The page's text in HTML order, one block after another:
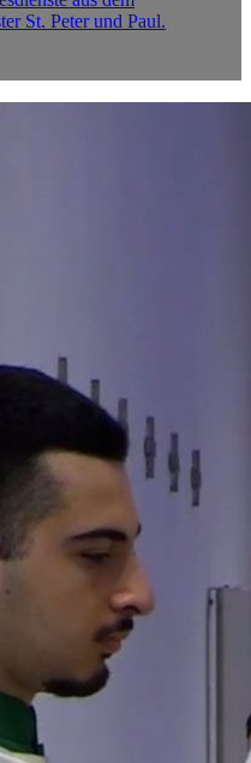
St. Peter und Paul.